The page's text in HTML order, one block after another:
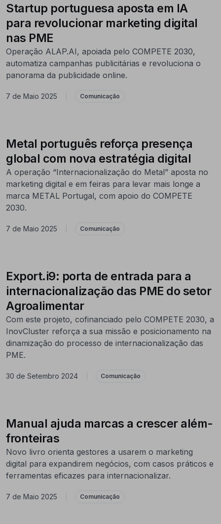
Startup portuguesa aposta em IA
para revolucionar marketing digital
nas PME
Operação ALAP.AI, apoiada pelo COMPETE 2030,
automatiza campanhas publicitárias e revoluciona o
panorama da publicidade online.
7 de Maio 2025 Comunicação
Metal português reforça presença
global com nova estratégia digital
A operação “Internacionalização do Metal” aposta no
marketing digital e em feiras para levar mais longe a
marca METAL Portugal, com apoio do COMPETE
2030.
7 de Maio 2025 Comunicação
Export.i9: porta de entrada para a
internacionalização das PME do setor
Agroalimentar
Com este projeto, cofinanciado pelo COMPETE 2030, a
InovCluster reforça a sua missão e posicionamento na
dinamização do processo de internacionalização das
PME.
30 de Setembro 2024 Comunicação
Manual ajuda marcas a crescer além-
fronteiras
Novo livro orienta gestores a usarem o marketing
digital para expandirem negócios, com casos práticos e
ferramentas eficazes para internacionalizar.
7 de Maio 2025 Comunicação